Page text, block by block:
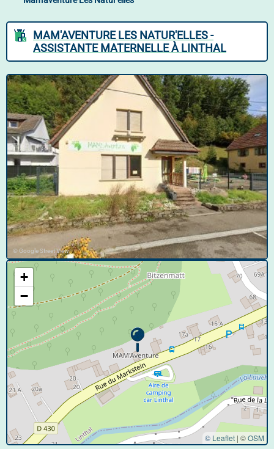
MAM'AVENTURE LES NATUR'ELLES -
ASSISTANTE MATERNELLE À LINTHAL
© Google Street View
+
−
© Leaflet | ©OSM